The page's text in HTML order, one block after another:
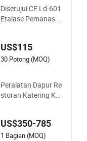
Disetujui CE Ld-601
Etalase Pemanas M
US$115
30 Potong (MOQ)
Peralatan Dapur Re
storan Katering Ko
engan Kompor Gas
Listrik, Oven, Pengg
US$350-785
1 Bagian (MOQ)